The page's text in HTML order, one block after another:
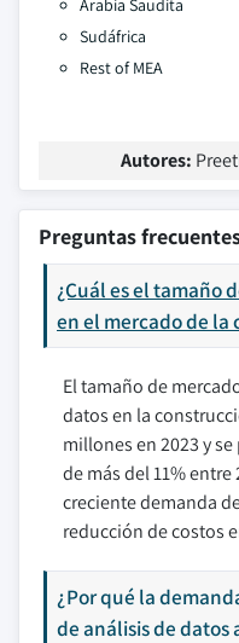
Arabia Saudita
Sudáfrica
Rest of MEA
Autores:
Preguntas
¿Cuál es el tamaño
en el mercado de la
El tamaño de
datos en la
millones en 2023 y
de más del 11% entre
creciente demanda
reducción de costos
¿Por qué la
de análisis de datos